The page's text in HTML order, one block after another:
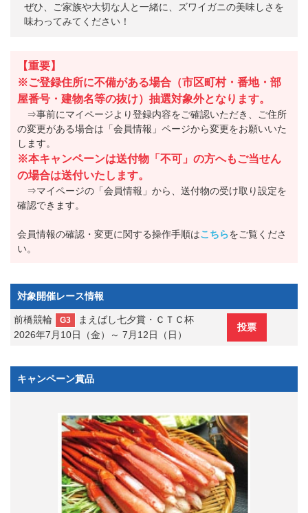
ぜひ、ご家族や大切な人と一緒に、ズワイガニの美味しさを
味わってみてください！
【重要】
※ご登録住所に不備がある場合（市区町村・番地・部
屋番号・建物名等の抜け）抽選対象外となります。
⇒事前にマイページより登録内容をご確認いただき、ご住所
の変更がある場合は「会員情報」ページから変更をお願いいた
します。
※本キャンペーンは送付物「不可」の方へもご当せん
の場合は送付いたします。
⇒マイページの「会員情報」から、送付物の受け取り設定を
確認できます。
会員情報の確認・変更に関する操作手順はこちらをご覧くださ
い。
対象開催レース情報
前橋競輪 G3
まえばし七夕賞・ＣＴＣ杯
2026年7月10日（金）～ 7月12日（日）
投票
キャンペーン賞品